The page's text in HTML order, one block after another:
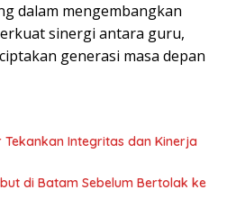
dalam mengembangkan
sinergi antara guru,
generasi masa depan
Integritas dan Kinerja
di Batam Sebelum Bertolak ke